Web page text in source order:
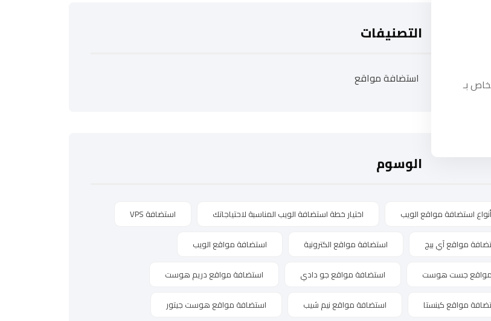
بـ
التصنيفات
استضافة مواقع
الوسوم
أنواع استضافة مواقع الويب اختيار خطة استضافة الويب المناسبة لاحتياجاتك استضافة VPS
مواقع آي بيج استضافة مواقع الكترونية استضافة مواقع الويب
مواقع جست هوست استضافة مواقع جو دادي استضافة مواقع دريم هوست
مواقع كينستا استضافة مواقع نيم شيب استضافة مواقع هوست جيتور